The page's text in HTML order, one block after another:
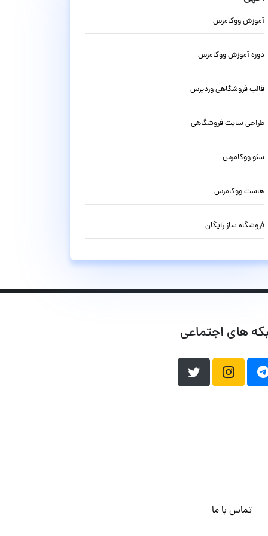
آموزش ووکامرس
دوره آموزش ووکامرس
قالب فروشگاهی وردپرس
طراحی سایت فروشگاهی
سئو ووکامرس
هاست ووکامرس
فروشگاه ساز رایگان
های اجتماعی
تماس با ما